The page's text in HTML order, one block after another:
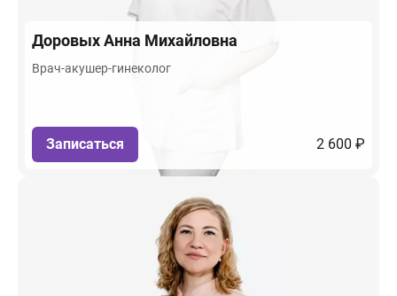
ДоровыхАнна Михайловна
Врач-акушер-гинеколог
Записаться 2 600 ₽